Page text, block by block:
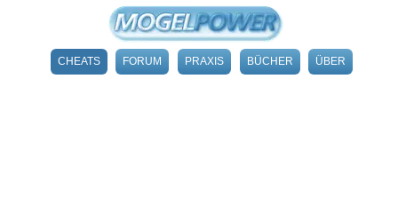
CHEATS FORUM PRAXIS BÜCHER ÜBER